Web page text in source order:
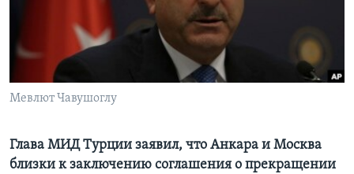
Learning English
СОЦИАЛЬНЫЕ СЕТИ
Языки
Мевлют Чавушоглу
Глава МИД Турции заявил, что Анкара и Москва
близки к заключению соглашения о прекращении